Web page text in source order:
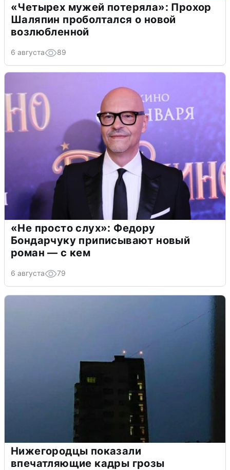
«Четырех мужей потеряла»: Прохор
Шаляпин проболтался о новой
возлюбленной
6 августа 89
«Не просто слух»: Федору
Бондарчуку приписывают новый
роман — с кем
6 августа 79
Нижегородцы показали
впечатляющие кадры грозы